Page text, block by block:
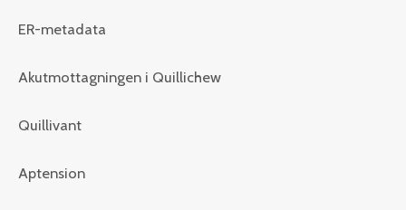
ER-metadata
Akutmottagningen i Quillichew
Quillivant
Aptension